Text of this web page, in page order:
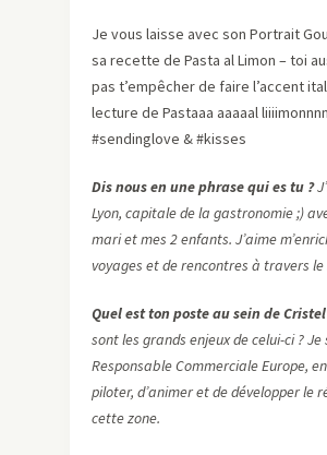
Je vous laisse avec son Portrait
sa recette de Pasta al Limon – toi
pas t’empêcher de faire l’accent
lecture de Pastaaa aaaaal
#sendinglove & #kisses
Dis nous en une phrase qui es tu ?
Lyon, capitale de la gastronomie ;)
mari et mes 2 enfants. J’aime
voyages et de rencontres à travers le
Quel est ton poste au sein de Cristel
sont les grands enjeux de celui-ci ? Je
Responsable Commerciale Europe,
piloter, d’animer et de développer le
cette zone.